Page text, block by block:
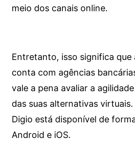
meio dos canais online.
Entretanto, isso significa que
conta com agências
vale a pena avaliar a
das suas alternativas
Digio está disponível de
Android e iOS.